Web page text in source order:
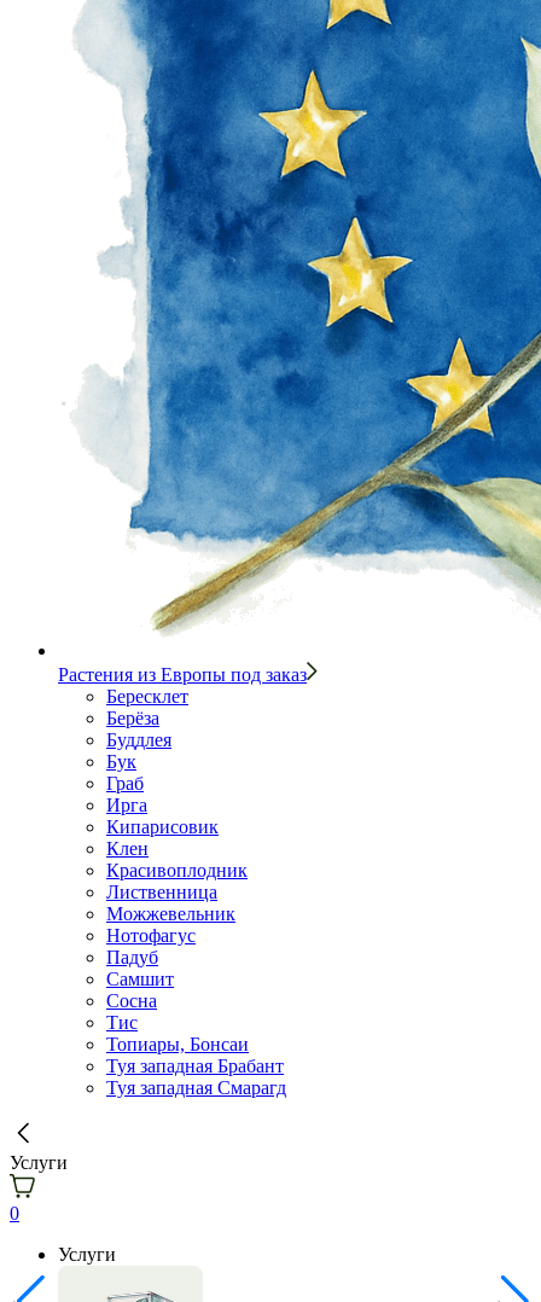
Растения из Европы под заказ
Бересклет
Берёза
Буддлея
Бук
Граб
Ирга
Кипарисовик
Клен
Красивоплодник
Лиственница
Можжевельник
Нотофагус
Падуб
Самшит
Сосна
Тис
Топиары, Бонсаи
Туя западная Брабант
Туя западная Смарагд
Услуги
0
Услуги